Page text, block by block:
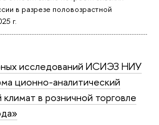
в разрезе половозрастной
г.
исследований ИСИЭЗ НИУ
ционно-аналитический
в розничной торговле